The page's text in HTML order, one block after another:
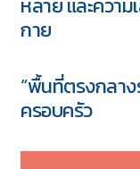
กาย
“พื้นที่ตรงกลา
ครอบครัว